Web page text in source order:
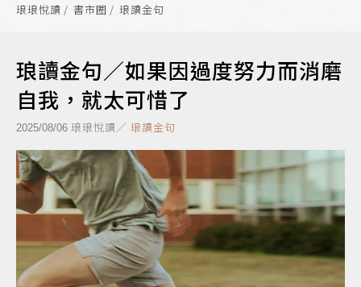
琅琅悅讀 書市圈 琅讀金句
琅讀金句／如果因過度努力而消磨
自我，就太可惜了
2025/08/06 琅琅悅讀／ 琅讀金句